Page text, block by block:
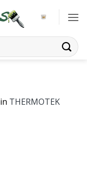
in THERMOTEK